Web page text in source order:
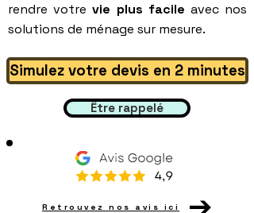
rendre votrevie plus facile avec nos
solutions de ménage sur mesure.
Simulez votre devis en 2 minutes
Être rappelé
Retrouvez nos avis ici